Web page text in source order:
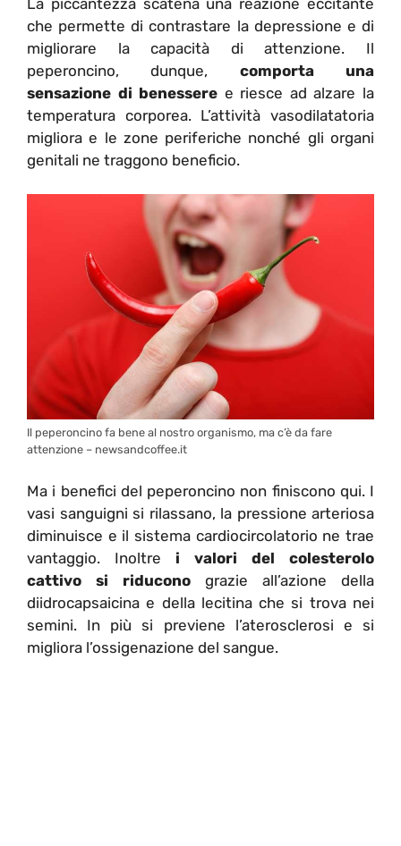
che permette di contrastare la depressione e di
migliorare la capacità di attenzione. Il
peperoncino, dunque, comporta una
sensazione di benessere e riesce ad alzare la
temperatura corporea. L’attività vasodilatatoria
migliora e le zone periferiche nonché gli organi
genitali ne traggono beneficio.
Il peperoncino fa bene al nostro organismo, ma c’è da fare
attenzione – newsandcoffee.it
Ma i benefici del peperoncino non finiscono qui. I
vasi sanguigni si rilassano, la pressione arteriosa
diminuisce e il sistema cardiocircolatorio ne trae
vantaggio. Inoltre i valori del colesterolo
cattivo si riducono grazie all’azione della
diidrocapsaicina e della lecitina che si trova nei
semini. In più si previene l’aterosclerosi e si
migliora l’ossigenazione del sangue.